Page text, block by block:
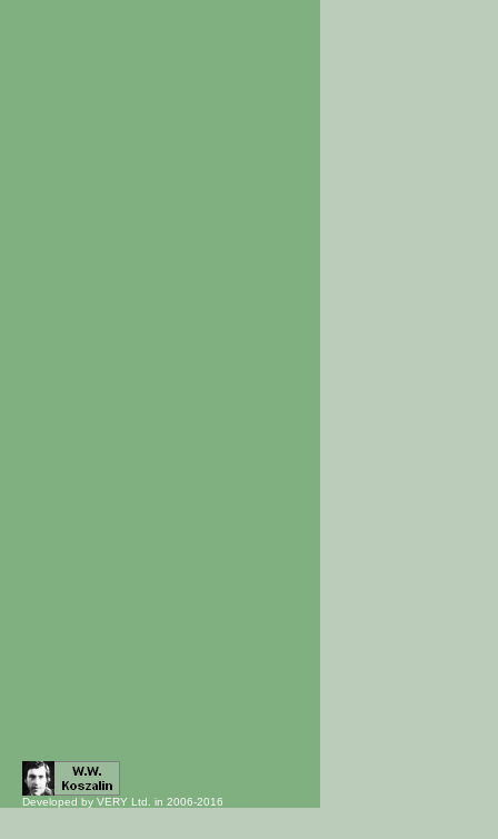
Developed by VERY Ltd. in 2006-2016